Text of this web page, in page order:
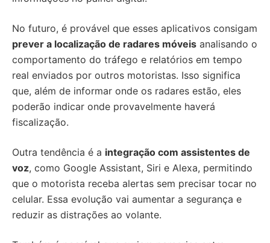
No futuro, é provável que esses aplicativos consigam
prever a localização de radares móveis analisando o
comportamento do tráfego e relatórios em tempo
real enviados por outros motoristas. Isso significa
que, além de informar onde os radares estão, eles
poderão indicar onde provavelmente haverá
fiscalização.
Outra tendência é a integração com assistentes de
voz, como Google Assistant, Siri e Alexa, permitindo
que o motorista receba alertas sem precisar tocar no
celular. Essa evolução vai aumentar a segurança e
reduzir as distrações ao volante.